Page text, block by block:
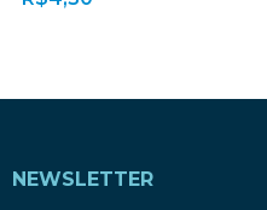
NEWSLETTER